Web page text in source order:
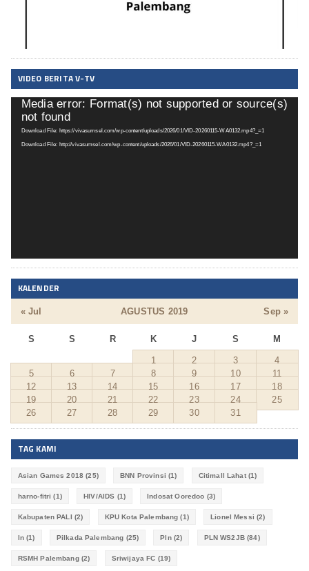
VIDEO BERITA V-TV
Pemutar
Video
Media error: Format(s) not supported or source(s)
not found
Download File: https://vivasumsel.com/wp-content/uploads/2026/01/VID-20260115-WA0132.mp4?_=1
Download File: http://vivasumsel.com/wp-content/uploads/2026/01/VID-20260115-WA0132.mp4?_=1
KALENDER
AGUSTUS 2019
S S R K J S M
« Jul Sep »
1 2 3
4
5
6 7 8 9 10
11
12
13 14 15 16 17
18
19
20 21 22 23 24
25
26
27 28 29 30 31
TAG KAMI
Asian Games 2018 (25) BNN Provinsi (1) Citimall Lahat(1)
harno-fitri (1) HIV/AIDS (1) Indosat Ooredoo (3)
Kabupaten PALI (2) KPU Kota Palembang (1) Lionel Messi (2)
ln (1) Pilkada Palembang (25) Pln(2) PLN WS2JB(84)
RSMH Palembang(2) Sriwijaya FC (19)